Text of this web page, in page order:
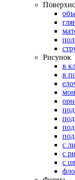
Рисунок
в
в
с
с
с